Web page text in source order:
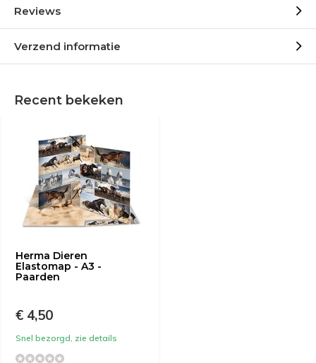
Reviews
Verzend informatie
Recent bekeken
Herma Dieren
Elastomap - A3 -
Paarden
€ 4,50
Snel bezorgd, zie details